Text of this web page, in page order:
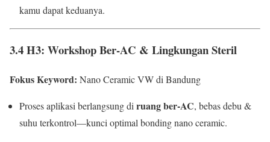
kamu dapat keduanya.
3.4 H3: Workshop Ber-AC & Lingkungan Steril
Fokus Keyword: Nano Ceramic VW di Bandung
Proses aplikasi berlangsung diruang ber-AC, bebas debu &
suhu terkontrol—kunci optimal bonding nano ceramic.